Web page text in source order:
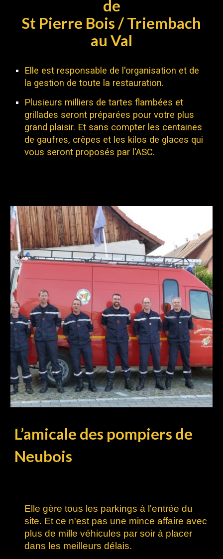
de
St Pierre Bois / Triembach
au Val
Elle est responsable de l'organisation et de
la gestion de toute la restauration.
Plusieurs milliers de tartes flambées et
grillades seront préparées pour votre plus
grand plaisir. Et sans compter les centaines
de gaufres, crêpes et les kilos de glaces qui
vous seront proposés par l'ASC.
L’amicale des pompiers de
Neubois
Elle gère tous les parkings à l'entrée du
site. Et ce n'est pas une mince affaire avec
plus de mille véhicules par soir à placer
dans les meilleurs délais.